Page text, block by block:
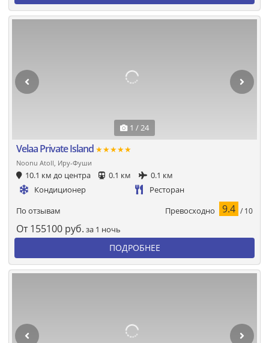
1 / 24
Velaa Private Island ★★★★★
Noonu Atoll, Иру-Фуши
10.1 км до центра 0.1 км
0.1 км
Кондиционер
Ресторан
По отзывам Превосходно 9.4 / 10
От 155100 руб. за 1 ночь
ПОДРОБНЕЕ